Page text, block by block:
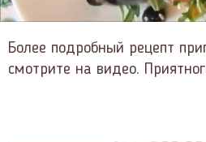
Более подробный рецепт
смотрите на видео.